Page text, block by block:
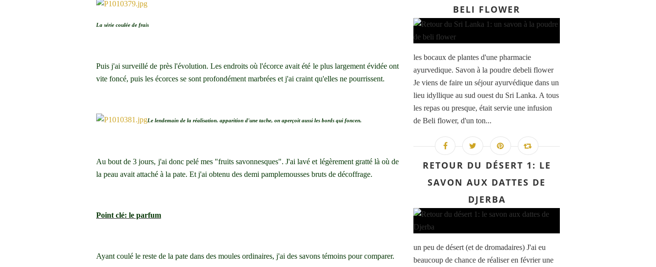
La série coulée de frais
Puis j'ai surveillé de près l'évolution. Les endroits où l'écorce avait été le plus largement évidée ont
vite foncé, puis les écorces se sont profondément marbrées et j'ai craint qu'elles ne pourrissent.
Le lendemain de la réalisation. apparition d'une tache, on aperçoit aussi les bords qui foncen.
Au bout de 3 jours, j'ai donc pelé mes "fruits savonnesques". J'ai lavé et légèrement gratté là où de
la peau avait attaché à la pate. Et j'ai obtenu des demi pamplemousses bruts de décoffrage.
Point clé: le parfum
Ayant coulé le reste de la pate dans des moules ordinaires, j'ai des savons témoins pour comparer.
BELI FLOWER
les bocaux de plantes d'une pharmacie
ayurvedique. Savon à la poudre debeli flower
Je viens de faire un séjour ayurvédique dans un
lieu idyllique au sud ouest du Sri Lanka. A tous
les repas ou presque, était servie une infusion
de Beli flower, d'un ton...
RETOUR DU DÉSERT 1: LE
SAVON AUX DATTES DE
DJERBA
un peu de désert (et de dromadaires) J'ai eu
beaucoup de chance de réaliser en février une